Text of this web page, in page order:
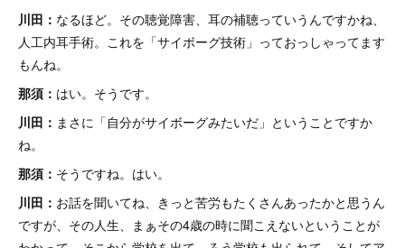
川田： なるほど。その聴覚障害、耳の補聴っていうんですかね、
人工内耳手術。これを「サイボーグ技術」っておっしゃってます
もんね。
那須： はい。そうです。
川田： まさに「自分がサイボーグみたいだ」ということですか
ね。
那須： そうですね。はい。
川田： お話を聞いてね、きっと苦労もたくさんあったかと思うん
ですが、その人生、まぁその4歳の時に聞こえないということが